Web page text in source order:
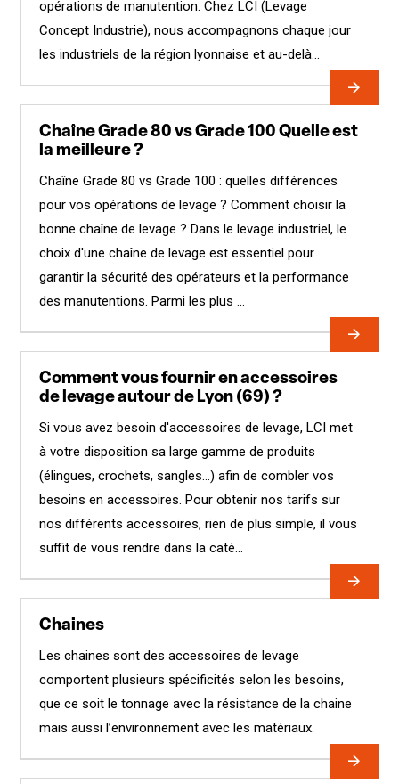
opérations de manutention. Chez LCI (Levage
Concept Industrie), nous accompagnons chaque jour
les industriels de la région lyonnaise et au-delà...
Chaîne Grade 80 vs Grade 100 Quelle est
la meilleure ?
Chaîne Grade 80 vs Grade 100 : quelles différences
pour vos opérations de levage ? Comment choisir la
bonne chaîne de levage ? Dans le levage industriel, le
choix d'une chaîne de levage est essentiel pour
garantir la sécurité des opérateurs et la performance
des manutentions. Parmi les plus ...
Comment vous fournir en accessoires
de levage autour de Lyon (69) ?
Si vous avez besoin d'accessoires de levage, LCI met
à votre disposition sa large gamme de produits
(élingues, crochets, sangles…) afin de combler vos
besoins en accessoires. Pour obtenir nos tarifs sur
nos différents accessoires, rien de plus simple, il vous
suffit de vous rendre dans la caté...
Chaines
Les chaines sont des accessoires de levage
comportent plusieurs spécificités selon les besoins,
que ce soit le tonnage avec la résistance de la chaine
mais aussi l’environnement avec les matériaux.